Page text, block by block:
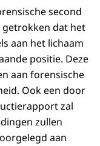
second
getrokken dat het
aan het lichaam
positie. Deze
aan forensische
Ook een door
zal
zullen
aan